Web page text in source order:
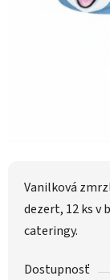
Vanilková
dezert, 12 ks v
cateringy.
Dostupnosť